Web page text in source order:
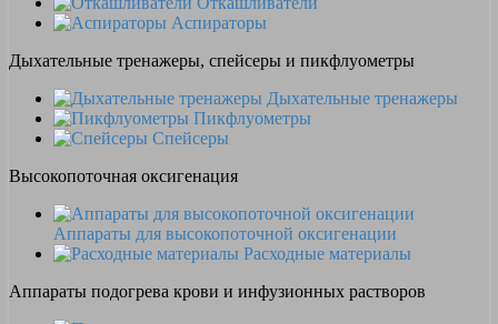
Аспираторы
Дыхательные тренажеры, спейсеры и пикфлуометры
Дыхательные тренажеры
Пикфлуометры
Спейсеры
Высокопоточная оксигенация
Аппараты для высокопоточной оксигенации
Расходные материалы
Аппараты подогрева крови и инфузионных растворов